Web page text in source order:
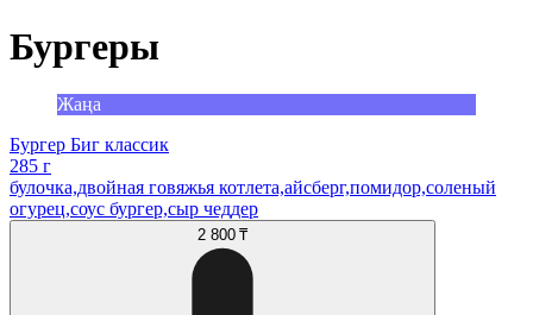
Бургеры
Жаңа
Бургер Биг классик
285 г
булочка,двойная говяжья котлета,айсберг,помидор,соленый
огурец,соус бургер,сыр чеддер
2 800 ₸